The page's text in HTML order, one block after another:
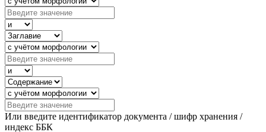
Или введите идентификатор документа / шифр хранения /
индекс ББК